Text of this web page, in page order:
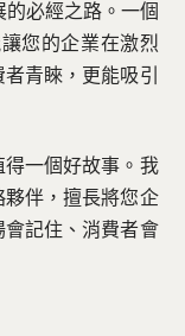
必經之路。一個
您的企業在激烈
青睞，更能吸引
一個好故事。我
伴，擅長將您企
記住、消費者會